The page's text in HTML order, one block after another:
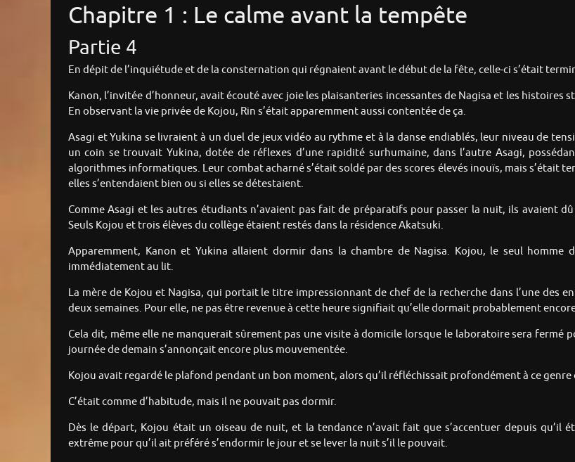
Chapitre 1 : Le calme avant la tempête
Partie 4
En dépit de l’inquiétude et de la consternation qui régnaient avant le début de la fête, celle-ci s’était
Kanon, l’invitée d’honneur, avait écouté avec joie les plaisanteries incessantes de Nagisa et les histoires
En observant la vie privée de Kojou, Rin s’était apparemment aussi contentée de ça.
Asagi et Yukina se livraient à un duel de jeux vidéo au rythme et à la danse endiablés, leur niveau de
un coin se trouvait Yukina, dotée de réflexes d’une rapidité surhumaine, dans l’autre Asagi,
algorithmes informatiques. Leur combat acharné s’était soldé par des scores élevés inouïs, mais s’était
elles s’entendaient bien ou si elles se détestaient.
Comme Asagi et les autres étudiants n’avaient pas fait de préparatifs pour passer la nuit, ils avaient
Seuls Kojou et trois élèves du collège étaient restés dans la résidence Akatsuki.
Apparemment, Kanon et Yukina allaient dormir dans la chambre de Nagisa. Kojou, le seul homme
immédiatement au lit.
La mère de Kojou et Nagisa, qui portait le titre impressionnant de chef de la recherche dans l’une des
deux semaines. Pour elle, ne pas être revenue à cette heure signifiait qu’elle dormait probablement
Cela dit, même elle ne manquerait sûrement pas une visite à domicile lorsque le laboratoire sera fermé
journée de demain s’annonçait encore plus mouvementée.
Kojou avait regardé le plafond pendant un bon moment, alors qu’il réfléchissait profondément à ce genre
C’était comme d’habitude, mais il ne pouvait pas dormir.
Dès le départ, Kojou était un oiseau de nuit, et la tendance n’avait fait que s’accentuer depuis
extrême pour qu’il ait préféré s’endormir le jour et se lever la nuit s’il le pouvait.